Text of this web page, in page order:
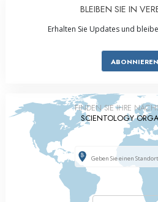
BLEIBEN SIE IN
Erhalten Sie Updates und
ABONNIEREN
FINDEN SIE IHRE
SCIENTOLOGY